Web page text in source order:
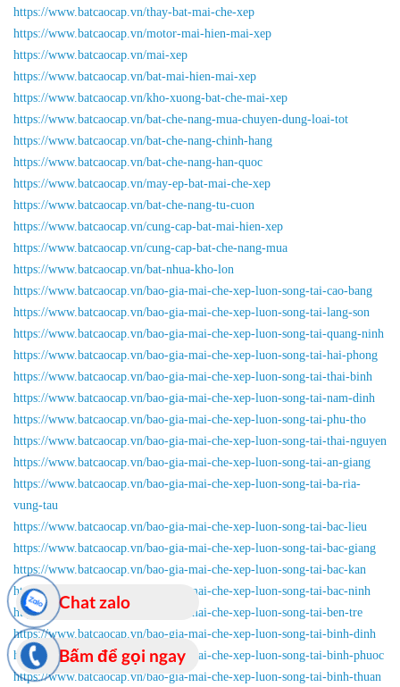
https://www.batcaocap.vn/thay-bat-mai-che-xep
https://www.batcaocap.vn/motor-mai-hien-mai-xep
https://www.batcaocap.vn/mai-xep
https://www.batcaocap.vn/bat-mai-hien-mai-xep
https://www.batcaocap.vn/kho-xuong-bat-che-mai-xep
https://www.batcaocap.vn/bat-che-nang-mua-chuyen-dung-loai-tot
https://www.batcaocap.vn/bat-che-nang-chinh-hang
https://www.batcaocap.vn/bat-che-nang-han-quoc
https://www.batcaocap.vn/may-ep-bat-mai-che-xep
https://www.batcaocap.vn/bat-che-nang-tu-cuon
https://www.batcaocap.vn/cung-cap-bat-mai-hien-xep
https://www.batcaocap.vn/cung-cap-bat-che-nang-mua
https://www.batcaocap.vn/bat-nhua-kho-lon
https://www.batcaocap.vn/bao-gia-mai-che-xep-luon-song-tai-cao-bang
https://www.batcaocap.vn/bao-gia-mai-che-xep-luon-song-tai-lang-son
https://www.batcaocap.vn/bao-gia-mai-che-xep-luon-song-tai-quang-ninh
https://www.batcaocap.vn/bao-gia-mai-che-xep-luon-song-tai-hai-phong
https://www.batcaocap.vn/bao-gia-mai-che-xep-luon-song-tai-thai-binh
https://www.batcaocap.vn/bao-gia-mai-che-xep-luon-song-tai-nam-dinh
https://www.batcaocap.vn/bao-gia-mai-che-xep-luon-song-tai-phu-tho
https://www.batcaocap.vn/bao-gia-mai-che-xep-luon-song-tai-thai-nguyen
https://www.batcaocap.vn/bao-gia-mai-che-xep-luon-song-tai-an-giang
https://www.batcaocap.vn/bao-gia-mai-che-xep-luon-song-tai-ba-ria-
vung-tau
https://www.batcaocap.vn/bao-gia-mai-che-xep-luon-song-tai-bac-lieu
https://www.batcaocap.vn/bao-gia-mai-che-xep-luon-song-tai-bac-giang
https://www.batcaocap.vn/bao-gia-mai-che-xep-luon-song-tai-bac-kan
https://www.batcaocap.vn/bao-gia-mai-che-xep-luon-song-tai-bac-ninh
https://www.batcaocap.vn/bao-gia-mai-che-xep-luon-song-tai-ben-tre
https://www.batcaocap.vn/bao-gia-mai-che-xep-luon-song-tai-binh-dinh
https://www.batcaocap.vn/bao-gia-mai-che-xep-luon-song-tai-binh-phuoc
https://www.batcaocap.vn/bao-gia-mai-che-xep-luon-song-tai-binh-thuan
Bấm để gọi ngay
Chat zalo